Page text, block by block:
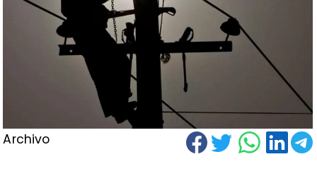
Archivo